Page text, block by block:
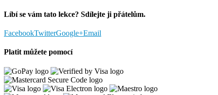
Líbí se vám tato lekce? Sdílejte ji přátelům.
FacebookTwitterGoogle+Email
Platit můžete pomocí